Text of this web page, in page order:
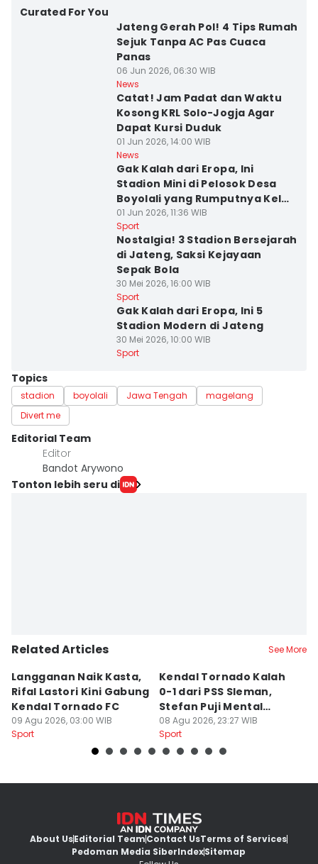
Curated For You
Jateng Gerah Pol! 4 Tips Rumah
Sejuk Tanpa AC Pas Cuaca
Panas
06 Jun 2026, 06:30 WIB
News
Catat! Jam Padat dan Waktu
Kosong KRL Solo-Jogja Agar
Dapat Kursi Duduk
01 Jun 2026, 14:00 WIB
News
Gak Kalah dari Eropa, Ini
Stadion Mini di Pelosok Desa
Boyolali yang Rumputnya Kelas
Dunia
01 Jun 2026, 11:36 WIB
Sport
Nostalgia! 3 Stadion Bersejarah
di Jateng, Saksi Kejayaan
Sepak Bola
30 Mei 2026, 16:00 WIB
Sport
Gak Kalah dari Eropa, Ini 5
Stadion Modern di Jateng
30 Mei 2026, 10:00 WIB
Sport
Topics
stadion boyolali Jawa Tengah
magelang
Divert me
Editorial Team
Editor
Bandot Arywono
Tonton lebih seru di
Related Articles See More
Langganan Naik Kasta,
Rifal Lastori Kini Gabung
Kendal Tornado FC
09 Agu 2026, 03:00 WIB
Sport
Kendal Tornado Kalah
0-1 dari PSS Sleman,
Stefan Puji Mental
Pemain
08 Agu 2026, 23:27 WIB
Sport
About UsEditorial TeamContact UsTerms of Services
Pedoman Media SiberIndexSitemap